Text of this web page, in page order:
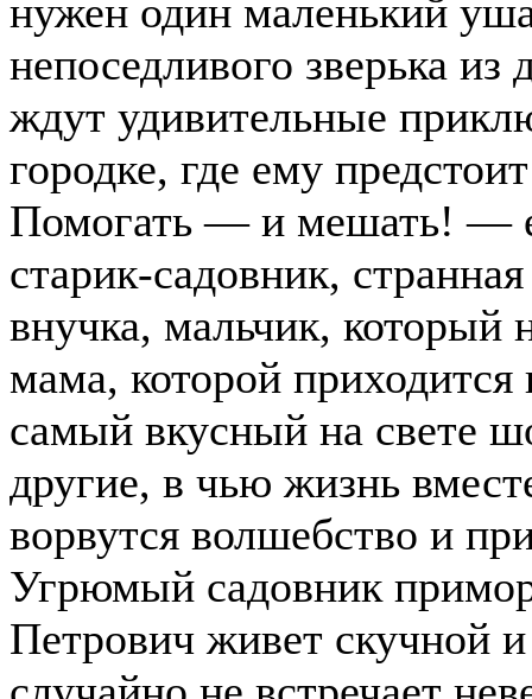
нужен один маленький
непоседливого зверька
ждут удивительные
городке, где ему
Помогать — и мешать! —
старик-садовник,
внучка, мальчик, который
мама, которой приходится
самый вкусный на свете
другие, в чью жизнь
ворвутся волшебство и
Угрюмый садовник
Петрович живет скучной